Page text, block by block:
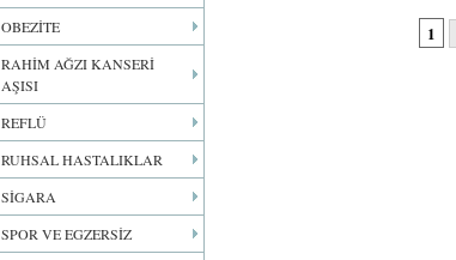
OBEZİTE
RAHİM AĞZI KANSERİ
AŞISI
REFLÜ
RUHSAL HASTALIKLAR
SİGARA
SPOR VE EGZERSİZ
1